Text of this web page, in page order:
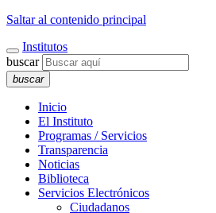
Saltar al contenido principal
Institutos
buscar
buscar
Inicio
El Instituto
Programas / Servicios
Transparencia
Noticias
Biblioteca
Servicios Electrónicos
Ciudadanos